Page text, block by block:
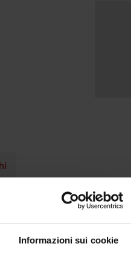
Informazioni sui cookie
Anno accademico